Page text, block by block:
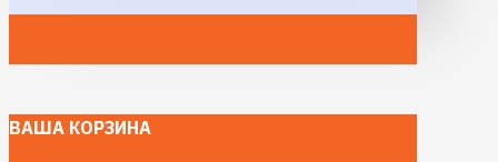
ВАША КОРЗИНА